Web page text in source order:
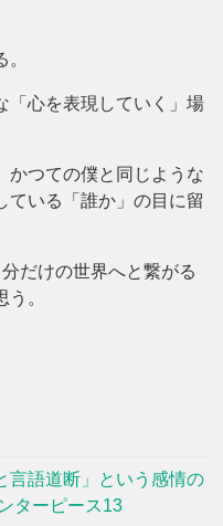
「心を表現していく」場
かつての僕と同じような
ている「誰か」の目に留
だけの世界へと繋がる
。
言語道断」という感情の
ターピース13